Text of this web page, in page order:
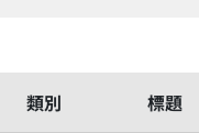
類別 標題